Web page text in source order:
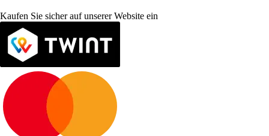
Kaufen Sie sicher auf unserer Website ein